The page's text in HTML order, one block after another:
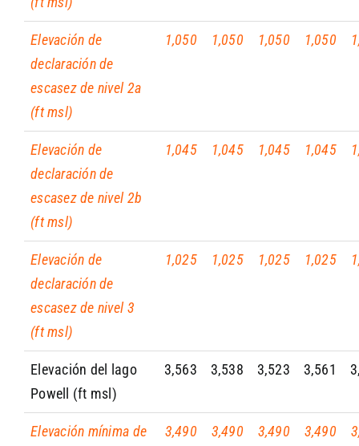
Elevación de
declaración de
escasez de nivel 2a
(ft msl)
1,050 1,050 1,050 1,050
Elevación de
declaración de
escasez de nivel 2b
(ft msl)
1,045 1,045 1,045 1,045
Elevación de
declaración de
escasez de nivel 3
(ft msl)
1,025 1,025 1,025 1,025
Elevación del lago
Powell (ft msl)
3,563 3,538 3,523 3,561
Elevación mínima de 3,490 3,490 3,490 3,490